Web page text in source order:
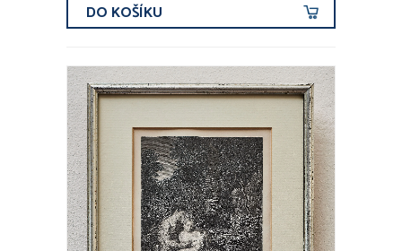
DO KOŠÍKU